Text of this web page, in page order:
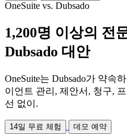
OneSuite vs. Dubsado
1,200명 이상의 전
Dubsado 대안
OneSuite는 Dubsado가 약
이언트 관리, 제안서, 청구,
선 없이.
14일 무료 체험 데모 예약